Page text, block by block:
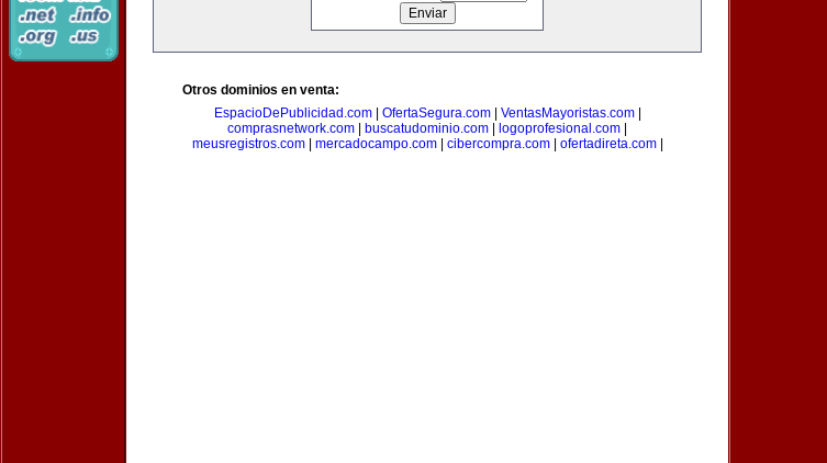
Otros dominios en venta:
EspacioDePublicidad.com| OfertaSegura.com| VentasMayoristas.com|
comprasnetwork.com
buscatudominio.com logoprofesional.com
meusregistros.com| mercadocampo.com| cibercompra.com| ofertadireta.com|